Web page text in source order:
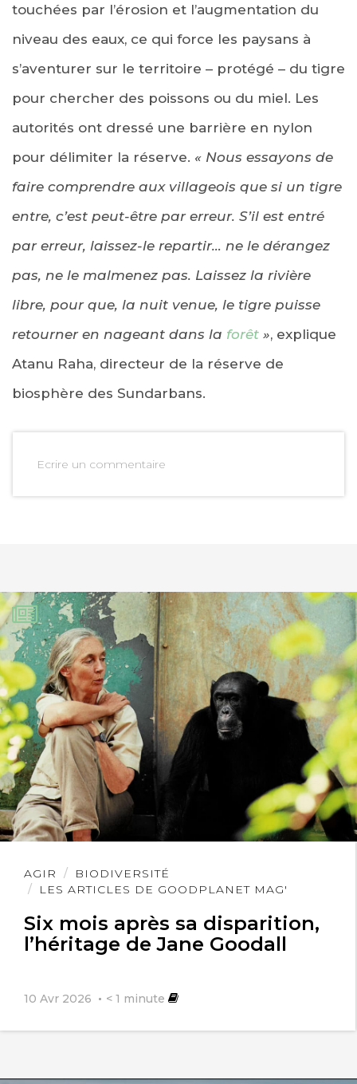
touchées par l’érosion et l’augmentation du
niveau des eaux, ce qui force les paysans à
s’aventurer sur le territoire – protégé – du tigre
pour chercher des poissons ou du miel. Les
autorités ont dressé une barrière en nylon
pour délimiter la réserve. « Nous essayons de
faire comprendre aux villageois que si un tigre
entre, c’est peut-être par erreur. S’il est entré
par erreur, laissez-le repartir… ne le dérangez
pas, ne le malmenez pas. Laissez la rivière
libre, pour que, la nuit venue, le tigre puisse
retourner en nageant dans la forêt », explique
Atanu Raha, directeur de la réserve de
biosphère des Sundarbans.
Ecrire un commentaire
AGIR
BIODIVERSITÉ
LES ARTICLES DE GOODPLANET MAG'
Six mois après sa disparition,
l’héritage de Jane Goodall
10 Avr 2026 < 1 minute
Lire
l'article